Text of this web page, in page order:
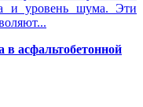
и уровень шума. Эти
в асфальтобетонной